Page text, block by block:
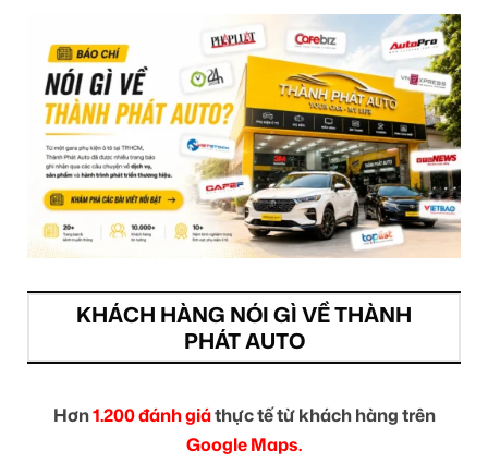
KHÁCH HÀNG NÓI GÌ VỀ THÀNH
PHÁT AUTO
Hơn1.200 đánh giáthực tế từ khách hàng trên
Google Maps.